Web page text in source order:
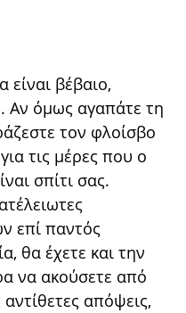
βέβαιο,
Αν όμως αγαπάτε τη
τον φλοίσβο
τις μέρες που ο
σπίτι σας.
επί παντός
θα έχετε και την
να ακούσετε από
απόψεις,